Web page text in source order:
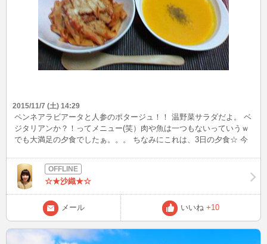
2015/11/7 (土) 14:29
ペンネアラビアータと人参のポタージュ！！ 温野菜サラダだよ。 ベ
ジタリアンか？！ってメニュー(笑）肉や魚は一つもないっていうｗ
でも大満足の夕食でしたぁ。。。 ちなみにこれは、3日の夕食☆ 今
寒気もするーーーー＞＜
☆★沙織★☆
メール いいね +10